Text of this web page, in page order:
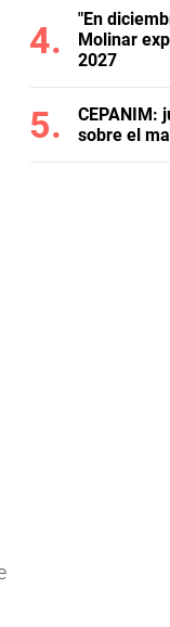
"En
Molinar
2027
CEPANIM:
sobre el